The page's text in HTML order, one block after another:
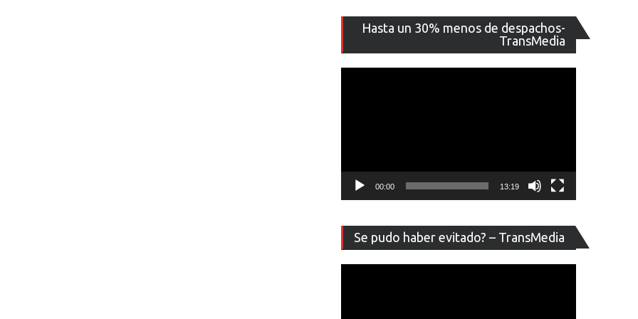
Hasta un 30% menos de despachos-
TransMedia
de
vídeo
00:00 13:19
Se pudo haber evitado? – TransMedia
de
vídeo